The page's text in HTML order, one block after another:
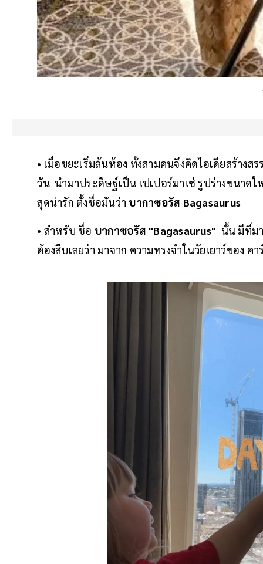
• เมื่อขยะเริ่มล้นห้อง ทั้งสามคนจึงคิดไอเดียสร้าง
วัน นำมาประดิษฐ์เป็น เปเปอร์มาเช่ รูปร่างขนาด
สุดน่ารัก ตั้งชื่อมันว่า บากาซอรัส Bagasaurus
• สำหรับ ชื่อ บากาซอรัส "Bagasaurus" นั้น มีที่ม
ต้องสืบเลยว่า มาจาก ความทรงจำในวัยเยาว์ของ